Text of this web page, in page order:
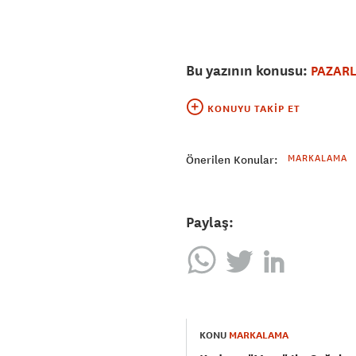
Bu yazının konusu:
KONUYU TAKIP ET
Önerilen Konular: MARKALAMA
Paylaş:
KONU MARKALAMA